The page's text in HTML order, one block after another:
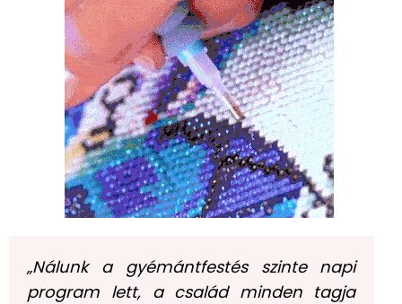
„Nálunk a gyémántfestés szinte napi
program lett, a család minden tagja